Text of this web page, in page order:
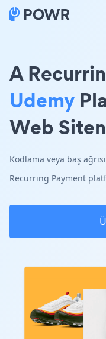
A
Udemy
Web
Kodlama veya baş
Recurring Payment